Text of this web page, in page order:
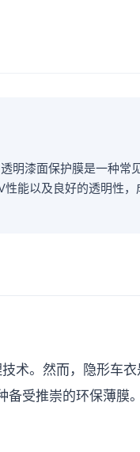
明漆面保护膜是一种常
能以及良好的透明性
术。然而，隐形车衣
受推崇的环保薄膜